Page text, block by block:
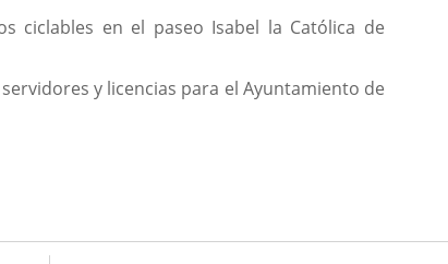
ciclables en el paseo Isabel la Católica de
y licencias para el Ayuntamiento de